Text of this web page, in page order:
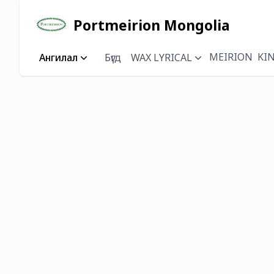
Portmeirion Mongolia
Ангилал Бүгд WAX LYRICAL MEIRION